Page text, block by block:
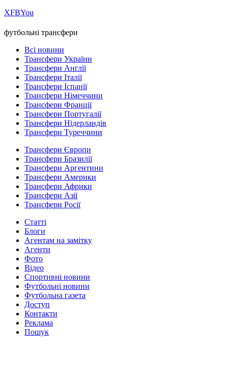
ХFBYou
футбольні трансфери
Всі новини
Трансфери України
Трансфери Англії
Трансфери Італії
Трансфери Іспанії
Трансфери Німеччини
Трансфери Франції
Трансфери Португалії
Трансфери Нідерландів
Трансфери Туреччини
Трансфери Європи
Трансфери Бразилії
Трансфери Аргентини
Трансфери Америки
Трансфери Африки
Трансфери Азії
Трансфери Росії
Статті
Блоги
Агентам на замітку
Агенти
Фото
Відео
Спортивні новини
Футбольні новини
Футбольна газета
Доступ
Контакти
Реклама
Пошук